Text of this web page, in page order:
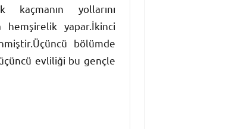
yollarını
hemşirelik yapar.İkinci
bölümde
evliliği bu gençle